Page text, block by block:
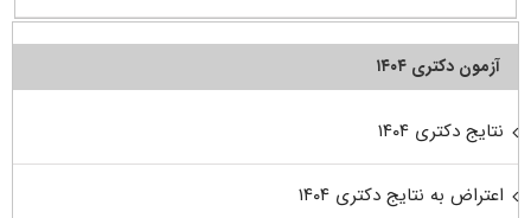
آزمون دکتری ۱۴۰۴
نتایج دکتری ۱۴۰۴
اعتراض به نتایج دکتری ۱۴۰۴